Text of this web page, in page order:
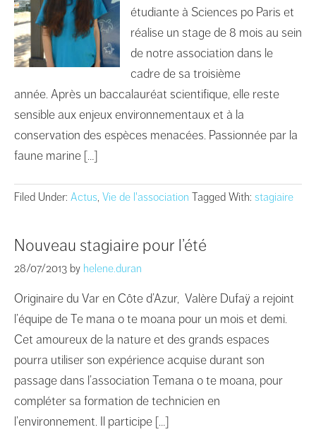
étudiante à Sciences po Paris et
réalise un stage de 8 mois au sein
de notre association dans le
cadre de sa troisième
année. Après un baccalauréat scientifique, elle reste
sensible aux enjeux environnementaux et à la
conservation des espèces menacées. Passionnée par la
faune marine […]
Filed Under: Actus, Vie de l'association Tagged With: stagiaire
Nouveau stagiaire pour l’été
28/07/2013 by helene.duran
Originaire du Var en Côte d’Azur, Valère Dufaÿ a rejoint
l’équipe de Te mana o te moana pour un mois et demi.
Cet amoureux de la nature et des grands espaces
pourra utiliser son expérience acquise durant son
passage dans l’association Temana o te moana, pour
compléter sa formation de technicien en
l’environnement. Il participe […]